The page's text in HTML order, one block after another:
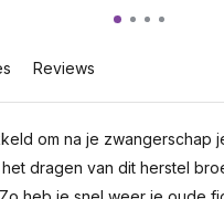
Reviews
om na je zwangerschap
dragen van dit herstel